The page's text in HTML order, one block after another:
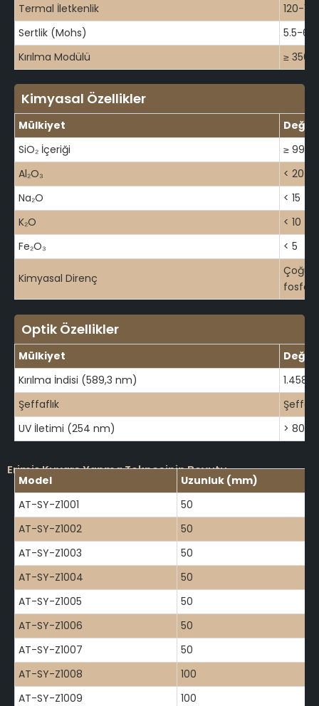
Termal İletkenlik
120-160
Sertlik (Mohs)
5.5-6.5
Kırılma Modülü
≥ 350
Kimyasal Özellikler
Mülkiyet
Değer
SiO₂ İçeriği
≥ 99.99
Al₂O₃
< 20
Na₂O
< 15
K₂O
< 10
Fe₂O₃
< 5
Kimyasal Direnç
Çoğu
Optik Özellikler
Mülkiyet
Değer
Kırılma İndisi (589,3 nm)
1.4585
Şeffaflık
Şeffaf
UV İletimi (254 nm)
> 80
Erimiş Kuvars Yanma Teknesinin Boyutu
Model
Uzunluk (mm)
AT-SY-Z1001
50
AT-SY-Z1002
50
AT-SY-Z1003
50
AT-SY-Z1004
50
AT-SY-Z1005
50
AT-SY-Z1006
50
AT-SY-Z1007
50
AT-SY-Z1008
100
AT-SY-Z1009
100